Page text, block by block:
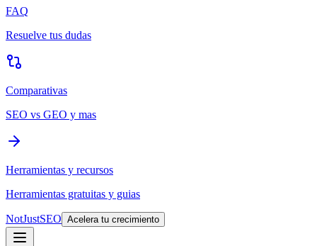
FAQ
Resuelve tus dudas
Comparativas
SEO vs GEO y mas
Herramientas y recursos
Herramientas gratuitas y guias
NotJustSEO Acelera tu crecimiento